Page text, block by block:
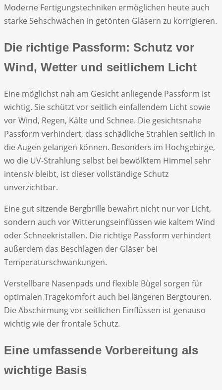
Moderne Fertigungstechniken ermöglichen heute auch
starke Sehschwächen in getönten Gläsern zu korrigieren.
Die richtige Passform: Schutz vor
Wind, Wetter und seitlichem Licht
Eine möglichst nah am Gesicht anliegende Passform ist
wichtig. Sie schützt vor seitlich einfallendem Licht sowie
vor Wind, Regen, Kälte und Schnee. Die gesichtsnahe
Passform verhindert, dass schädliche Strahlen seitlich in
die Augen gelangen können. Besonders im Hochgebirge,
wo die UV-Strahlung selbst bei bewölktem Himmel sehr
intensiv bleibt, ist dieser vollständige Schutz
unverzichtbar.
Eine gut sitzende Bergbrille bewahrt nicht nur vor Licht,
sondern auch vor Witterungseinflüssen wie kaltem Wind
oder Schneekristallen. Die richtige Passform verhindert
außerdem das Beschlagen der Gläser bei
Temperaturschwankungen.
Verstellbare Nasenpads und flexible Bügel sorgen für
optimalen Tragekomfort auch bei längeren Bergtouren.
Die Abschirmung vor seitlichen Einflüssen ist genauso
wichtig wie der frontale Schutz.
Eine umfassende Vorbereitung als
wichtige Basis